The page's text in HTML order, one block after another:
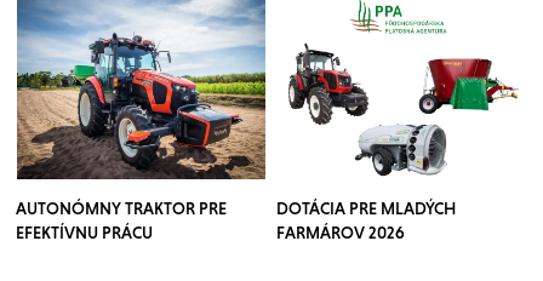
AUTONÓMNY TRAKTOR PRE
EFEKTÍVNU PRÁCU
DOTÁCIA PRE MLADÝCH
FARMÁROV 2026